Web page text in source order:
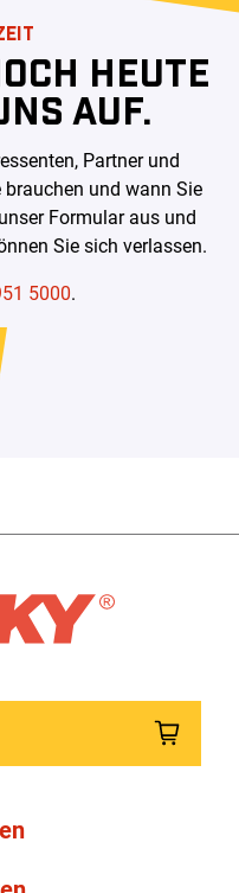
HEUTE
AUF.
Partner und
und wann Sie
Formular aus und
Sie sich verlassen.
5000.